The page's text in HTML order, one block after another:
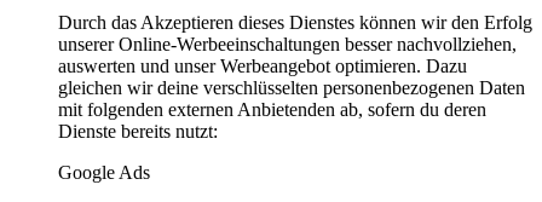
Durch das Akzeptieren dieses Dienstes können wir den Erfolg
unserer Online-Werbeeinschaltungen besser nachvollziehen,
auswerten und unser Werbeangebot optimieren. Dazu
gleichen wir deine verschlüsselten personenbezogenen Daten
mit folgenden externen Anbietenden ab, sofern du deren
Dienste bereits nutzt:
Google Ads